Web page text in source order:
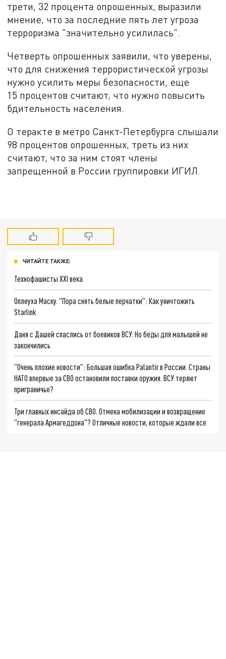
трети, 32 процента опрошенных, выразили
мнение, что за последние пять лет угроза
терроризма "значительно усилилась".
Четверть опрошенных заявили, что уверены,
что для снижения террористической угрозы
нужно усилить меры безопасности, еще
15 процентов считают, что нужно повысить
бдительность населения.
О теракте в метро Санкт-Петербурга слышали
98 процентов опрошенных, треть из них
считают, что за ним стоят члены
запрещенной в России группировки ИГИЛ.
ЧИТАЙТЕ ТАКЖЕ:
Технофашисты XXI века
Оплеуха Маску. "Пора снять белые перчатки": Как уничтожить
Starlink
Даня с Дашей спаслись от боевиков ВСУ. Но беды для малышей не
закончились
"Очень плохие новости": Большая ошибка Palantir в России. Страны
НАТО впервые за СВО остановили поставки оружия. ВСУ теряют
приграничье?
Три главных инсайда об СВО. Отмена мобилизации и возвращение
"генерала Армагеддона"? Отличные новости, которые ждали все